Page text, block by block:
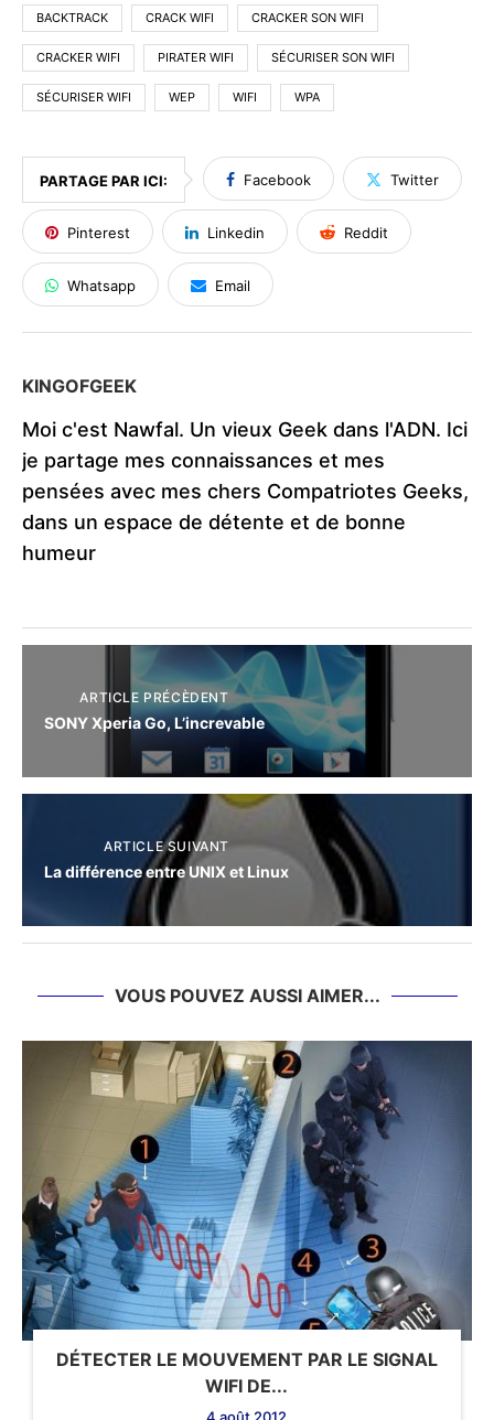
BACKTRACK CRACK WIFI CRACKER SON WIFI
CRACKER WIFI PIRATER WIFI SÉCURISER SON WIFI
SÉCURISER WIFI WEP WIFI WPA
PARTAGE PAR ICI: Facebook Twitter
Pinterest Linkedin Reddit
Whatsapp Email
KINGOFGEEK
Moi c'est Nawfal. Un vieux Geek dans l'ADN. Ici
je partage mes connaissances et mes
pensées avec mes chers Compatriotes Geeks,
dans un espace de détente et de bonne
humeur
ARTICLE PRÉCÈDENT
SONY Xperia Go, L’increvable
ARTICLE SUIVANT
La différence entre UNIX et Linux
VOUS POUVEZ AUSSI AIMER...
DÉTECTER LE MOUVEMENT PAR LE SIGNAL
WIFI DE...